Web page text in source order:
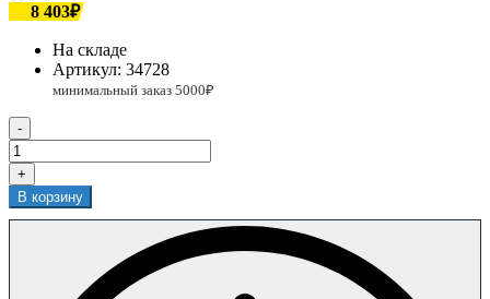
8 403₽
На складе
Артикул: 34728
-
+
В корзину